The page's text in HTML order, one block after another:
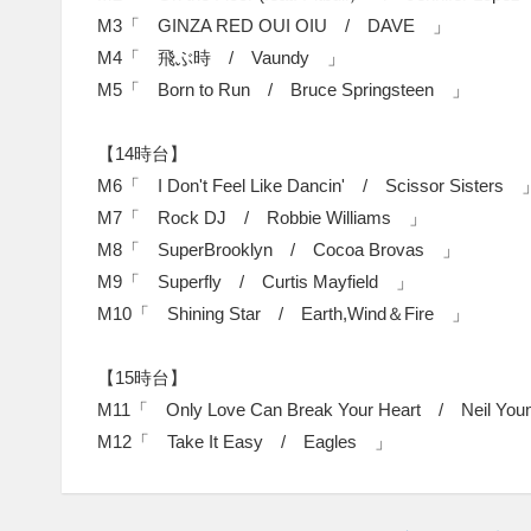
M3「 GINZA RED OUI OIU / DAVE 」
M4「 飛ぶ時 / Vaundy 」
M5「 Born to Run / Bruce Springsteen 」
【14時台】
M6「 I Don't Feel Like Dancin' / Scissor Sisters 」
M7「 Rock DJ / Robbie Williams 」
M8「 SuperBrooklyn / Cocoa Brovas 」
M9「 Superfly / Curtis Mayfield 」
M10「 Shining Star / Earth,Wind＆Fire 」
【15時台】
M11「 Only Love Can Break Your Heart / Neil
M12「 Take It Easy / Eagles 」